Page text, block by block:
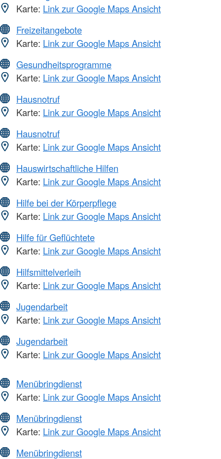
Karte: Link zur Google Maps Ansicht
Freizeitangebote
Karte: Link zur Google Maps Ansicht
Gesundheitsprogramme
Karte: Link zur Google Maps Ansicht
Hausnotruf
Karte: Link zur Google Maps Ansicht
Hausnotruf
Karte: Link zur Google Maps Ansicht
Hauswirtschaftliche Hilfen
Karte: Link zur Google Maps Ansicht
Hilfe bei der Körperpflege
Karte: Link zur Google Maps Ansicht
Hilfe für Geflüchtete
Karte: Link zur Google Maps Ansicht
Hilfsmittelverleih
Karte: Link zur Google Maps Ansicht
Jugendarbeit
Karte: Link zur Google Maps Ansicht
Jugendarbeit
Karte: Link zur Google Maps Ansicht
Menübringdienst
Karte: Link zur Google Maps Ansicht
Menübringdienst
Karte: Link zur Google Maps Ansicht
Menübringdienst